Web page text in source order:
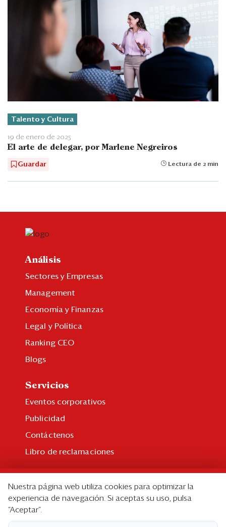
Talento y Cultura
19 de enero de 2025
El arte de delegar, por Marlene Negreiros
Guardar Lectura de 2 min
Análisis
Sectores y Empresas
Management
Economía y Finanzas
Legal y Política
Ranking CEO
Blogs
Servicios
Eventos corporativos
Publicidad
Contáctenos
Libro de reclamaciones
Suscripción individual
Paquetes corporativos
Nuestra página web utiliza cookies para optimizar la
experiencia de navegación. Si aceptas su uso, pulsa
“Aceptar”.